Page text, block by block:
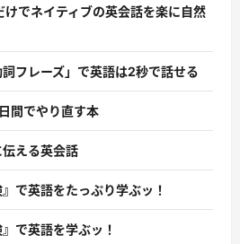
けでネイティブの英会話を楽に自然
詞フレーズ」で英語は2秒で話せる
間でやり直す本
伝える英会話
で英語をたっぷり学ぶッ！
で英語を学ぶッ！